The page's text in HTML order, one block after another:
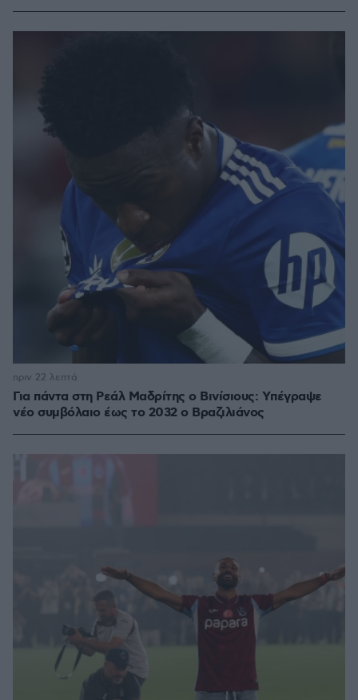
Για πάντα στη Ρεάλ Μαδρίτης ο Βινίσιους: Yπέγραψε
νέο συμβόλαιο έως το 2032 ο Βραζιλιάνος
πριν 22 λεπτά